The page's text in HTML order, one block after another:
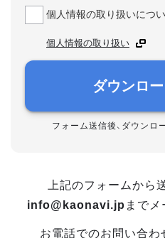
個人情報の取り扱いにつ
個人情報の取り扱い
ダウンロ
フォーム送信後、ダウンロ
上記のフォームから
info@kaonavi.jp までメ
お電話でのお問い合わ